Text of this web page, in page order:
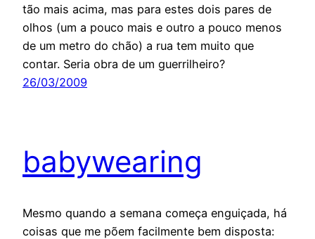
tão mais acima, mas para estes dois pares de
olhos (um a pouco mais e outro a pouco menos
de um metro do chão) a rua tem muito que
contar. Seria obra de um guerrilheiro?
26/03/2009
babywearing
Mesmo quando a semana começa enguiçada, há
coisas que me põem facilmente bem disposta: